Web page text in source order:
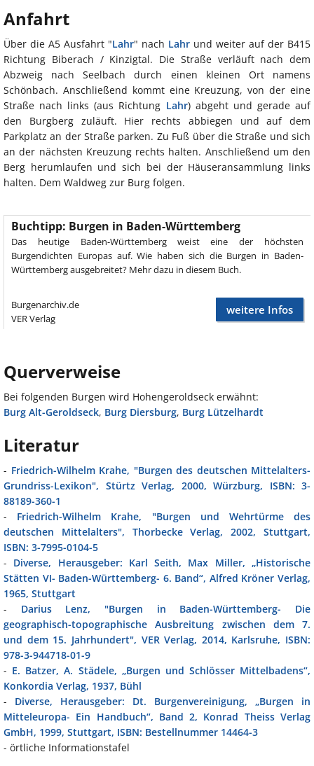
Anfahrt
Über die A5 Ausfahrt "Lahr" nach Lahr und weiter auf der B415
Richtung Biberach / Kinzigtal. Die Straße verläuft nach dem
Abzweig nach Seelbach durch einen kleinen Ort namens
Schönbach. Anschließend kommt eine Kreuzung, von der eine
Straße nach links (aus Richtung Lahr) abgeht und gerade auf
den Burgberg zuläuft. Hier rechts abbiegen und auf dem
Parkplatz an der Straße parken. Zu Fuß über die Straße und sich
an der nächsten Kreuzung rechts halten. Anschließend um den
Berg herumlaufen und sich bei der Häuseransammlung links
halten. Dem Waldweg zur Burg folgen.
Buchtipp: Burgen in Baden-Württemberg
Das heutige Baden-Württemberg weist eine der höchsten
Burgendichten Europas auf. Wie haben sich die Burgen in Baden-
Württemberg ausgebreitet? Mehr dazu in diesem Buch.
Burgenarchiv.de
VER Verlag
weitere Infos
Querverweise
Bei folgenden Burgen wird Hohengeroldseck erwähnt:
Burg Alt-Geroldseck, Burg Diersburg, Burg Lützelhardt
Literatur
- Friedrich-Wilhelm Krahe, "Burgen des deutschen Mittelalters-
Grundriss-Lexikon", Stürtz Verlag, 2000, Würzburg, ISBN: 3-
88189-360-1
- Friedrich-Wilhelm Krahe, "Burgen und Wehrtürme des
deutschen Mittelalters", Thorbecke Verlag, 2002, Stuttgart,
ISBN: 3-7995-0104-5
- Diverse, Herausgeber: Karl Seith, Max Miller, „Historische
Stätten VI- Baden-Württemberg- 6. Band“, Alfred Kröner Verlag,
1965, Stuttgart
- Darius Lenz, "Burgen in Baden-Württemberg- Die
geographisch-topographische Ausbreitung zwischen dem 7.
und dem 15. Jahrhundert", VER Verlag, 2014, Karlsruhe, ISBN:
978-3-944718-01-9
- E. Batzer, A. Städele, „Burgen und Schlösser Mittelbadens“,
Konkordia Verlag, 1937, Bühl
- Diverse, Herausgeber: Dt. Burgenvereinigung, „Burgen in
Mitteleuropa- Ein Handbuch“, Band 2, Konrad Theiss Verlag
GmbH, 1999, Stuttgart, ISBN: Bestellnummer 14464-3
- örtliche Informationstafel